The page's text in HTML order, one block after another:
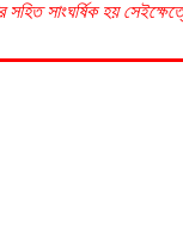
সাংঘর্ষিক হয়